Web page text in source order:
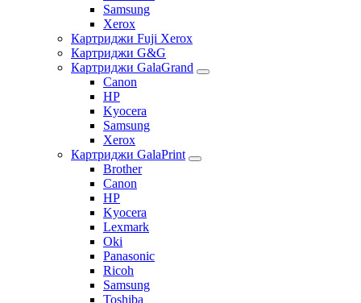
Samsung
Xerox
Картриджи Fuji Xerox
Картриджи G&G
Картриджи GalaGrand
Canon
HP
Kyocera
Samsung
Xerox
Картриджи GalaPrint
Brother
Canon
HP
Kyocera
Lexmark
Oki
Panasonic
Ricoh
Samsung
Toshiba